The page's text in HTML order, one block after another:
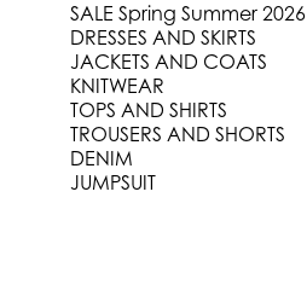
SALE Spring Summer 2026
DRESSES AND SKIRTS
JACKETS AND COATS
KNITWEAR
TOPS AND SHIRTS
TROUSERS AND SHORTS
DENIM
JUMPSUIT